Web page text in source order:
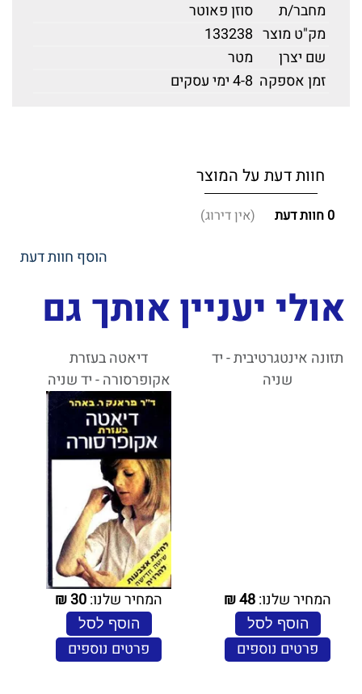
מחבר/ת
סוזן פאוטר
מק"ט מוצר 133238
שם יצרן
מטר
זמן אספקה 4-8 ימי עסקים
חוות דעת על המוצר
0חוות דעת (אין דירוג)
הוסף חוות דעת
אולי יעניין אותך גם
תזונה אינטגרטיבית - יד
שניה
המחיר שלנו:48
₪
הוסף לסל
פרטים נוספים
דיאטה בעזרת
אקופרסורה - יד שניה
המחיר שלנו:30
₪
הוסף לסל
פרטים נוספים